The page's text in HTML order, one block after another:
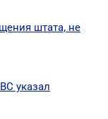
штата, не
указал